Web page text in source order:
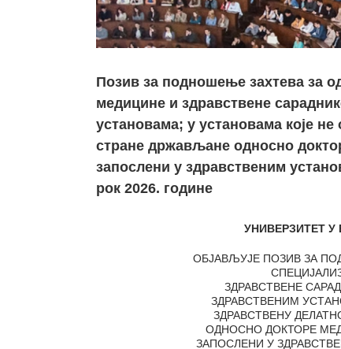
Србије за
априлски
уписни рок
Позив за подношење захтева за
медицине и здравствене
установама; у установама које
стране држављане односно
запослени у здравственим
рок 2026. године
УНИВЕРЗИТЕТ
ОБЈАВЉУЈЕ ПОЗИВ ЗА
ЗДРАВСТВЕНЕ
ЗДРАВСТВЕНИМ
ЗДРАВСТВЕНУ
ОДНОСНО ДОКТОРЕ
ЗАПОСЛЕНИ У